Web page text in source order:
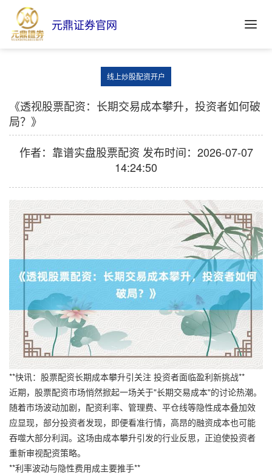
元鼎证券官网
线上炒股配资开户
《透视股票配资：长期交易成本攀升，投资者如何破
局？》
作者：靠谱实盘股票配资 发布时间：2026-07-07
14:24:50
**快讯：股票配资长期成本攀升引关注 投资者面临盈利新挑战**
近期，股票配资市场悄然掀起一场关于"长期交易成本"的讨论热潮。
随着市场波动加剧，配资利率、管理费、平仓线等隐性成本叠加效
应显现，部分投资者发现，即便看准行情，高昂的融资成本也可能
吞噬大部分利润。这场由成本攀升引发的行业反思，正迫使投资者
重新审视配资策略。
**利率波动与隐性费用成主要推手**